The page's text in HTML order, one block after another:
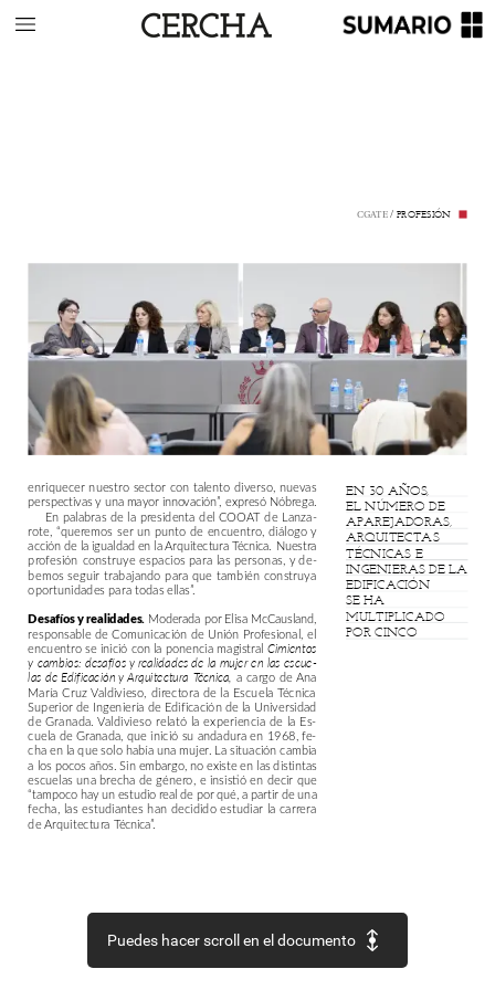
CGATE / PROFESIÓN
enriquecer nuestro sector con talento diverso, nuevas
perspectivasyunamayor innovación”, expresó Nóbrega.
En palabras de la presidenta del COOAT de Lanza-
rote, “queremos ser un punto de encuentro, diálogo y
acciónde laigualdaden laArquitecturaTécnica. Nuestra
profesión construye espacios para las personas, y de-
bemos seguir trabajando para que también construya
oportunidadesparatodasellas”.
Desafíosyrealidades. Moderada por Elisa McCausland,
responsable deComunicación de Unión Profesional, el
encuentro se inició con la ponencia magistral Cimientos
y cambios: desafíos y realidades de la mujer en las escue-
las de Edificación y Arquitectura Técnica, a cargo de Ana
María Cruz Valdivieso, directora de la Escuela Técnica
Superiorde Ingeniería de Edificación de la Universidad
de Granada. Valdivieso relató la experiencia de la Es-
cuela de Granada, que inició su andadura en 1968,fe-
chaen la quesolohabíauna mujer. La situación cambia
a lospocosaños. Sin embargo, no existeen lasdistintas
escuelas una brecha de género, e insistió en decir que
“tampocohayunestudioreal deporqué,apartirdeuna
fecha, las estudiantes han decidido estudiar la carrera
deArquitectura Técnica”.
EN 30 AÑOS,
EL NÚMERO DE
APAREJADORAS,
ARQUITECTAS
TÉCNICAS E
INGENIERAS DE LA
EDIFICACIÓN
SE HA
MULTIPLICADO
POR CINCO
Puedes hacer scroll en el documento